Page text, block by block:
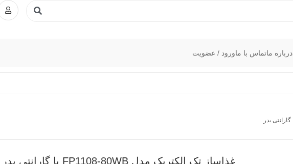
درباره ماتماس با ماورود / عضویت
غذاساز تک الکتریک مدل FP1108-80WB با گارانتی بدر